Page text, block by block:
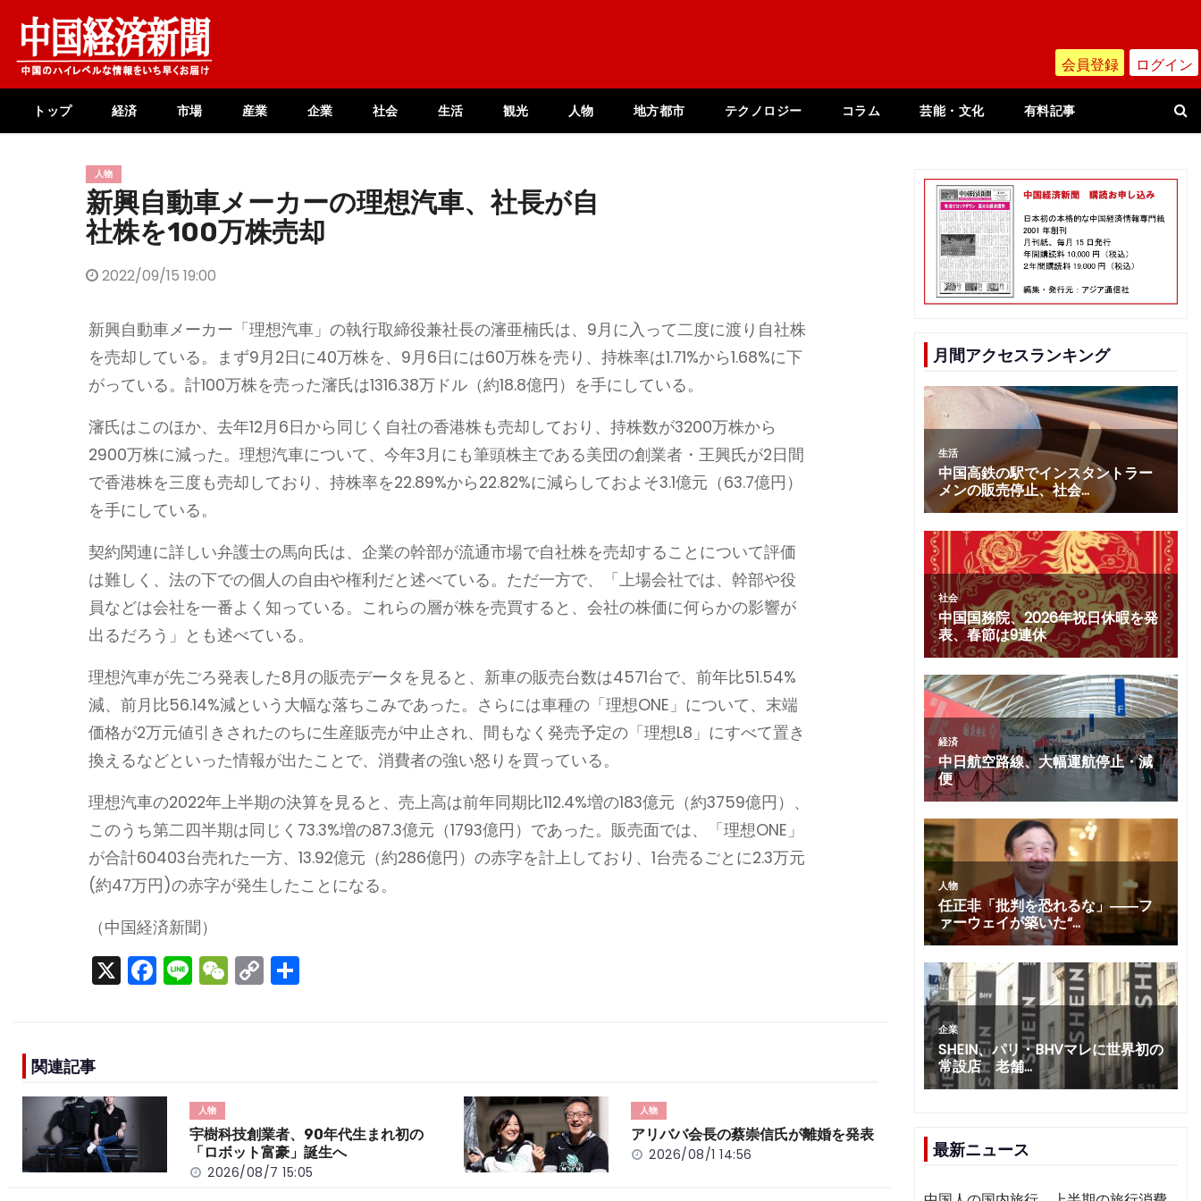
content
会員登録 ログイン
トップ 経済 市場 産業 企業 社会 生活 観光 人物 地方都市 テクノロジー コラム 芸能・文化 有料記事
人物
新興自動車メーカーの理想汽車、社長が自
社株を100万株売却
2022/09/15 19:00
新興自動車メーカー「理想汽車」の執行取締役兼社長の瀋亜楠氏は、9月に入って二度に渡り自社株
を売却している。まず9月2日に40万株を、9月6日には60万株を売り、持株率は1.71%から1.68%に下
がっている。計100万株を売った瀋氏は1316.38万ドル（約18.8億円）を手にしている。
瀋氏はこのほか、去年12月6日から同じく自社の香港株も売却しており、持株数が3200万株から
2900万株に減った。理想汽車について、今年3月にも筆頭株主である美団の創業者・王興氏が2日間
で香港株を三度も売却しており、持株率を22.89%から22.82%に減らしておよそ3.1億元（63.7億円）
を手にしている。
契約関連に詳しい弁護士の馬向氏は、企業の幹部が流通市場で自社株を売却することについて評価
は難しく、法の下での個人の自由や権利だと述べている。ただ一方で、「上場会社では、幹部や役
員などは会社を一番よく知っている。これらの層が株を売買すると、会社の株価に何らかの影響が
出るだろう」とも述べている。
理想汽車が先ごろ発表した8月の販売データを見ると、新車の販売台数は4571台で、前年比51.54%
減、前月比56.14%減という大幅な落ちこみであった。さらには車種の「理想ONE」について、末端
価格が2万元値引きされたのちに生産販売が中止され、間もなく発売予定の「理想L8」にすべて置き
換えるなどといった情報が出たことで、消費者の強い怒りを買っている。
理想汽車の2022年上半期の決算を見ると、売上高は前年同期比112.4%増の183億元（約3759億円）、
このうち第二四半期は同じく73.3%増の87.3億元（1793億円）であった。販売面では、「理想ONE」
が合計60403台売れた一方、13.92億元（約286億円）の赤字を計上しており、1台売るごとに2.3万元
(約47万円)の赤字が発生したことになる。
（中国経済新聞）
X F
a
k
Li
n
W
e
C
o
k
関連記事
人物
宇樹科技創業者、90年代生まれ初の
「ロボット富豪」誕生へ
2026/08/7 15:05
人物
アリババ会長の蔡崇信氏が離婚を発表
2026/08/1 14:56
月間アクセスランキング
最新ニュース